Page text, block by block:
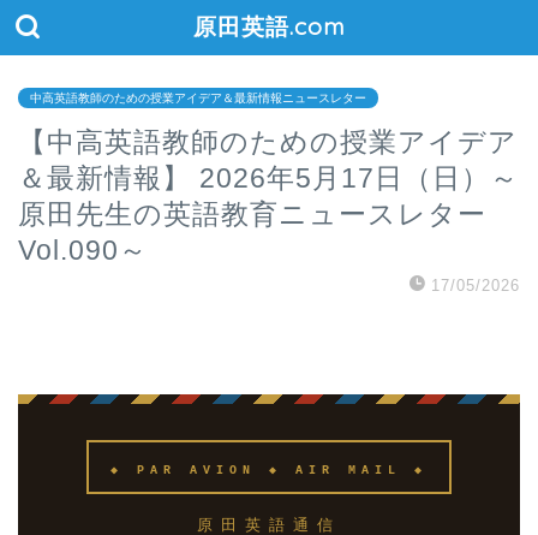
原田英語.com
中高英語教師のための授業アイデア＆最新情報ニュースレター
【中高英語教師のための授業アイデア
＆最新情報】 2026年5月17日（日）～
原田先生の英語教育ニュースレター
Vol.090～
17/05/2026
◆ PAR AVION ◆ AIR MAIL ◆
原田英語通信